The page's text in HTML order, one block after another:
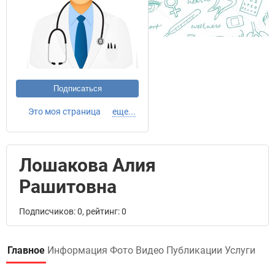
Подписаться
Это моя страница еще...
Лошакова Алия
Рашитовна
Подписчиков: 0, рейтинг: 0
Главное Информация Фото Видео Публикации Услуги